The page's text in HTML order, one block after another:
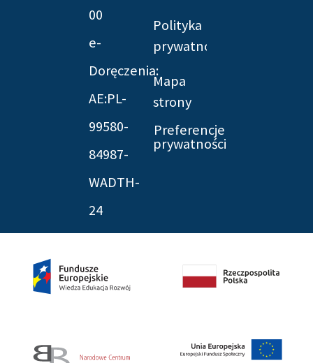
00
e-
Doręczenia:
AE:PL-
99580-
84987-
WADTH-
24
Polityka
prywatności
Mapa
strony
Preferencje
prywatności